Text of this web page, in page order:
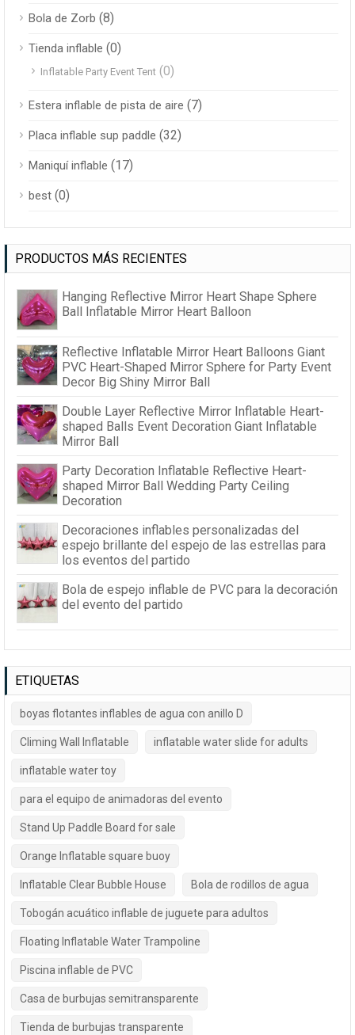
Bola de Zorb (8)
Tienda inflable (0)
Inflatable Party Event Tent (0)
Estera inflable de pista de aire (7)
Placa inflable sup paddle (32)
Maniquí inflable (17)
best (0)
PRODUCTOS MÁS RECIENTES
Hanging Reflective Mirror Heart Shape Sphere
Ball Inflatable Mirror Heart Balloon
Reflective Inflatable Mirror Heart Balloons Giant
PVC Heart-Shaped Mirror Sphere for Party Event
Decor Big Shiny Mirror Ball
Double Layer Reflective Mirror Inflatable Heart-
shaped Balls Event Decoration Giant Inflatable
Mirror Ball
Party Decoration Inflatable Reflective Heart-
shaped Mirror Ball Wedding Party Ceiling
Decoration
Decoraciones inflables personalizadas del
espejo brillante del espejo de las estrellas para
los eventos del partido
Bola de espejo inflable de PVC para la decoración
del evento del partido
ETIQUETAS
boyas flotantes inflables de agua con anillo D
Climing Wall Inflatable inflatable water slide for adults
inflatable water toy
para el equipo de animadoras del evento
Stand Up Paddle Board for sale
Orange Inflatable square buoy
Inflatable Clear Bubble House Bola de rodillos de agua
Tobogán acuático inflable de juguete para adultos
Floating Inflatable Water Trampoline
Piscina inflable de PVC
Casa de burbujas semitransparente
Tienda de burbujas transparente